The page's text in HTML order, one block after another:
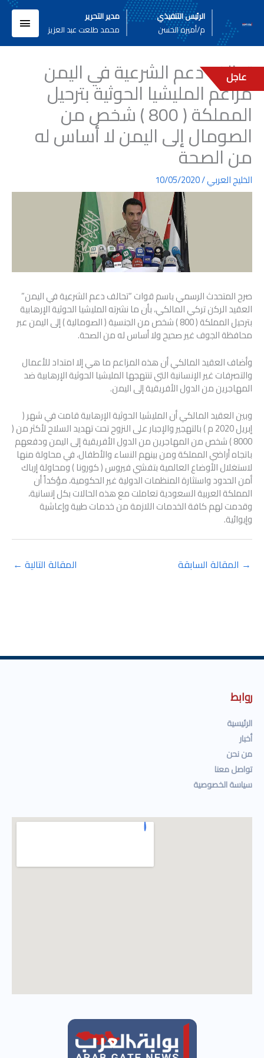
المحتوى
الرئيس التنفيذي
م/أميره الحسن
مدير التحرير
محمد طلعت عبد العزيز
عاجل
تحالف دعم الشرعية في اليمن
مزاعم المليشيا الحوثية بترحيل
المملكة ( 800 ) شخص من
الصومال إلى اليمن لا أساس له
من الصحة
الخليج العربي/
10/05/2020
صرح المتحدث الرسمي باسم قوات “تحالف دعم الشرعية في اليمن”
العقيد الركن تركي المالكي، بأن ما نشرته المليشيا الحوثية الإرهابية
بترحيل المملكة ( 800 ) شخص من الجنسية ( الصومالية ) إلى اليمن عبر
محافظة الجوف غير صحيح ولا أساس له من الصحة.
وأضاف العقيد المالكي أن هذه المزاعم ما هي إلا امتداد للأعمال
والتصرفات غير الإنسانية التي تنتهجها المليشيا الحوثية الإرهابية ضد
المهاجرين من الدول الأفريقية إلى اليمن.
وبين العقيد المالكي أن المليشيا الحوثية الإرهابية قامت في شهر (
إبريل 2020 م ) بالتهجير والإجبار على النزوح تحت تهديد السلاح لأكثر من (
8000 ) شخص من المهاجرين من الدول الأفريقية إلى اليمن ودفعهم
باتجاه أراضي المملكة ومن بينهم النساء والأطفال، في محاولة منها
لاستغلال الأوضاع العالمية بتفشي فيروس ( كورونا ) ومحاولة إرباك
أمن الحدود واستثارة المنظمات الدولية غير الحكومية، مؤكداً أن
المملكة العربية السعودية تعاملت مع هذه الحالات بكل إنسانية،
وقدمت لهم كافة الخدمات اللازمة من خدمات طبية وإعاشية
وإيوائية.
→ المقالة السابقة المقالة التالية ←
روابط
الرئيسية
أخبار
من نحن
تواصل معنا
سياسة الخصوصية